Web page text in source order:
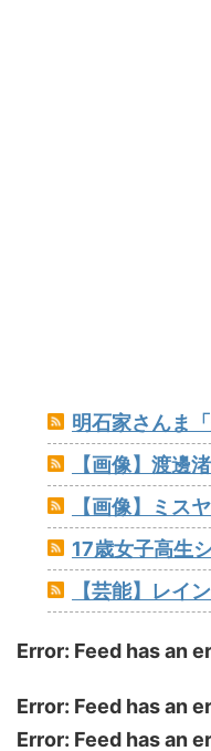
明石家さんま「炎天下で『こいつ
【画像】渡邊渚さ
【画像】ミスヤング
17歳女子高生シンガー・tuki. ハワ
【芸能】レインボー池
Error: Feed has an
Error: Feed has an
Error: Feed has an